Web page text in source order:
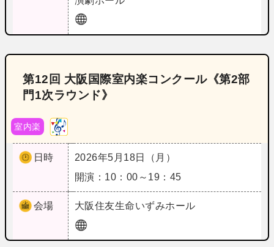
第12回 大阪国際室内楽コンクール《第2部
門1次ラウンド》
室内楽
日時
2026年5月18日（月）
開演：10：00～19：45
会場 大阪住友生命いずみホール